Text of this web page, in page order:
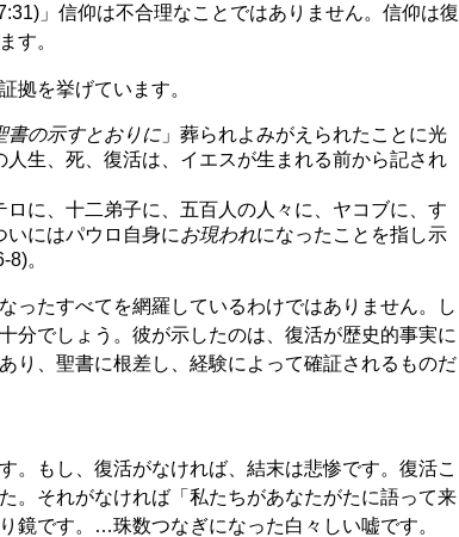
」信仰は不合理なことではありません。信仰は復
す。
拠を挙げています。
書の示すとおりに 」葬られよみがえられたことに光
人生、死、復活は、イエスが生まれる前から記され
ロに、十二弟子に、五百人の人々に、ヤコブに、す
にはパウロ自身に お現われになったことを指し示
。
ったすべてを網羅しているわけではありません。し
分でしょう。彼が示したのは、復活が歴史的事実に
り、聖書に根差し、経験によって確証されるものだ
。もし、復活がなければ、結末は悲惨です。復活こ
。それがなければ「私たちがあなたがたに語って来
鏡です。…珠数つなぎになった白々しい嘘です。